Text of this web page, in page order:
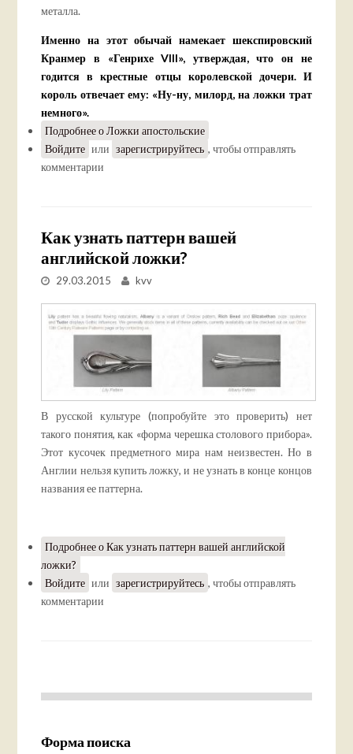
металла.
Именно на этот обычай намекает шекспировский
Кранмер в «Генрихе VIII», утверждая, что он не
годится в крестные отцы королевской дочери. И
король отвечает ему: «Ну-ну, милорд, на ложки трат
немного».
Подробнеео Ложки апостольские
Войдите или зарегистрируйтесь , чтобы отправлять
комментарии
Как узнать паттерн вашей
английской ложки?
29.03.2015 kvv
В русской культуре (попробуйте это проверить) нет
такого понятия, как «форма черешка столового прибора».
Этот кусочек предметного мира нам неизвестен. Но в
Англии нельзя купить ложку, и не узнать в конце концов
названия ее паттерна.
Подробнеео Как узнать паттерн вашей английской
ложки?
Войдите или зарегистрируйтесь , чтобы отправлять
комментарии
Форма поиска